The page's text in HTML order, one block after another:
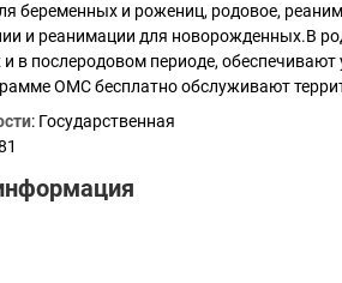
беременных и рожениц, родовое,
и реанимации для новорожденных.В
в послеродовом периоде,
ОМС бесплатно обслуживают
: Государственная